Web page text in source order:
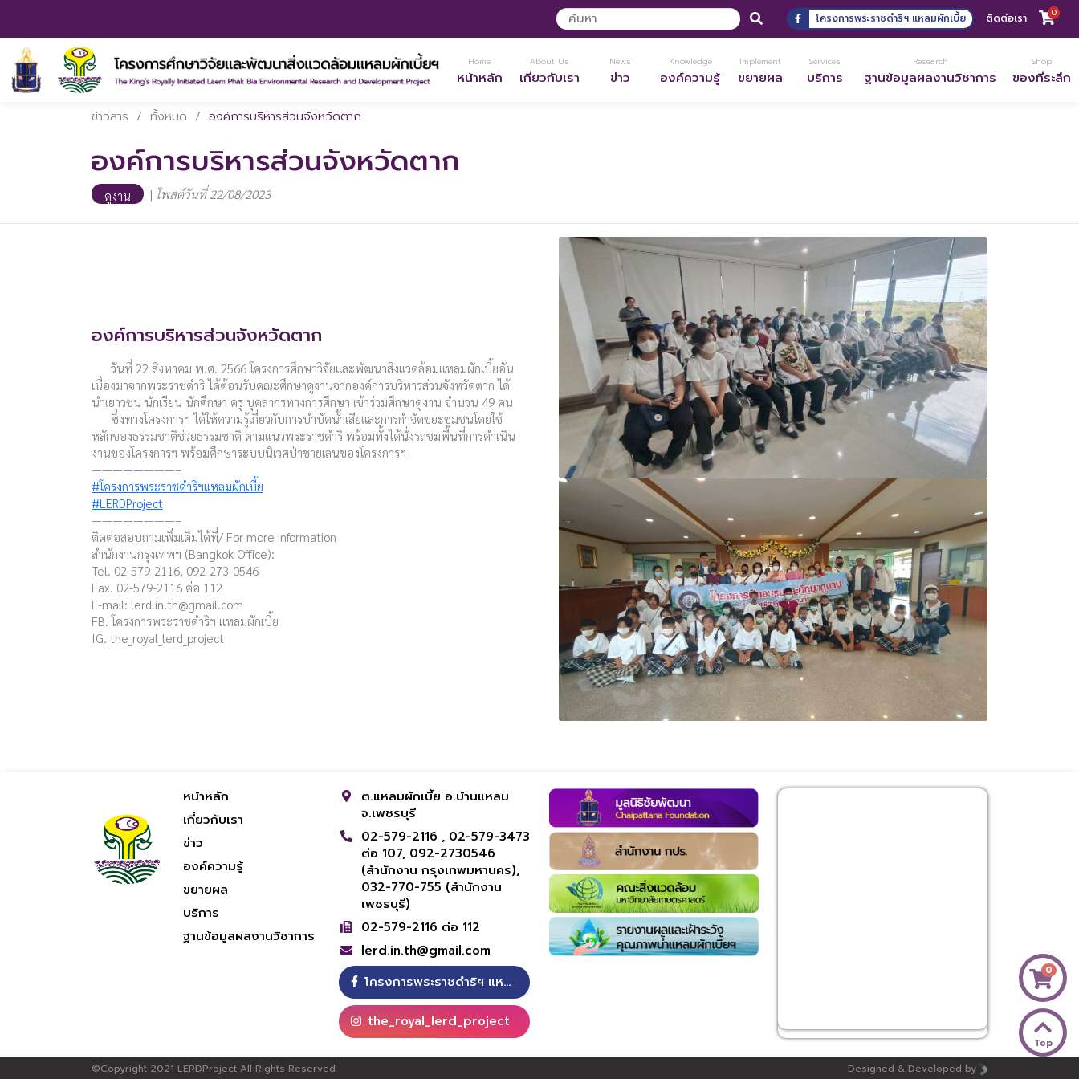
โครงการพระราชดำริฯ แหลมผักเบี้ย ติดต่อเรา 0
Home
หน้าหลัก
About Us
เกี่ยวกับเรา
News
ข่าว
Knowledge
องค์ความรู้
Implement
ขยายผล
Services
บริการ
Research
ฐานข้อมูลผลงานวิชาการ
Shop
ของที่ระลึก
ข่าวสาร / ทั้งหมด / องค์การบริหารส่วนจังหวัดตาก
องค์การบริหารส่วนจังหวัดตาก
ดูงาน | โพสต์วันที่ 22/08/2023
องค์การบริหารส่วนจังหวัดตาก
วันที่ 22 สิงหาคม พ.ศ. 2566 โครงการศึกษาวิจัยและพัฒนาสิ่งแวดล้อมแหลมผักเบี้ยอัน
เนื่องมาจากพระราชดำริ ได้ต้อนรับคณะศึกษาดูงานจากองค์การบริหารส่วนจังหวัดตาก ได้
นำเยาวชน นักเรียน นักศึกษา ครู บุคลากรทางการศึกษา เข้าร่วมศึกษาดูงาน จำนวน 49 คน
ซึ่งทางโครงการฯ ได้ให้ความรู้เกี่ยวกับการบำบัดน้ำเสียและการกำจัดขยะชุมชนโดยใช้
หลักของธรรมชาติช่วยธรรมชาติ ตามแนวพระราชดำริ พร้อมทั้งได้นั่งรถชมพื้นที่การดำเนิน
งานของโครงการฯ พร้อมศึกษาระบบนิเวศป่าชายเลนของโครงการฯ
————————–
#โครงการพระราชดำริฯแหลมผักเบี้ย
#LERDProject
————————–
ติดต่อสอบถามเพิ่มเติมได้ที่/ For more information
สำนักงานกรุงเทพฯ (Bangkok Office):
Tel. 02-579-2116, 092-273-0546
Fax. 02-579-2116 ต่อ 112
E-mail: lerd.in.th@gmail.com
FB. โครงการพระราชดำริฯ แหลมผักเบี้ย
IG. the_royal_lerd_project
0
Top
หน้าหลัก
เกี่ยวกับเรา
ข่าว
องค์ความรู้
ขยายผล
บริการ
ฐานข้อมูลผลงานวิชาการ
ต.แหลมผักเบี้ย อ.บ้านแหลม
จ.เพชรบุรี
02-579-2116 , 02-579-3473
ต่อ 107, 092-2730546
(สำนักงาน กรุงเทพมหานคร),
032-770-755 (สำนักงาน
เพชรบุรี)
02-579-2116 ต่อ 112
lerd.in.th@gmail.com
โครงการพระราชดำริฯ แหลมผักเบี้ย
the_royal_lerd_project
©Copyright 2021 LERDProject All Rights Reserved. Designed & Developed by